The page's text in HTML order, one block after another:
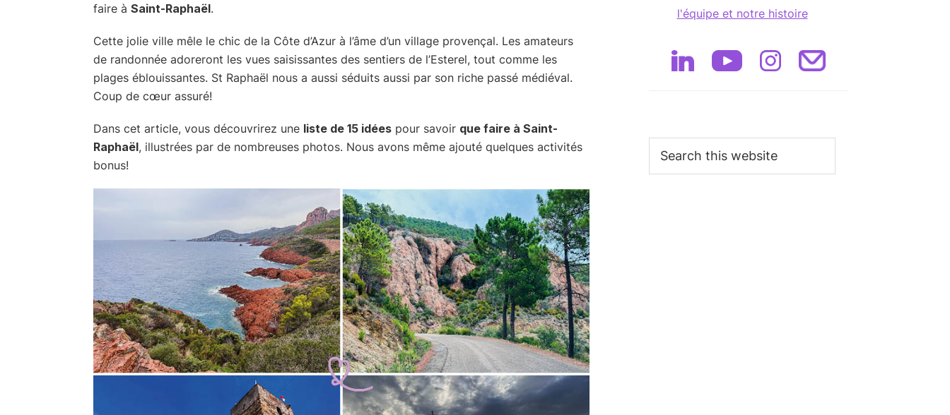
faire à Saint-Raphaël.
Cette jolie ville mêle le chic de la Côte d’Azur à l’âme d’un village provençal. Les amateurs
de randonnée adoreront les vues saisissantes des sentiers de l’Esterel, tout comme les
plages éblouissantes. St Raphaël nous a aussi séduits aussi par son riche passé médiéval.
Coup de cœur assuré!
Dans cet article, vous découvrirez une liste de 15 idées pour savoir que faire à Saint-
Raphaël, illustrées par de nombreuses photos. Nous avons même ajouté quelques activités
bonus!
l'équipe et notre histoire
this